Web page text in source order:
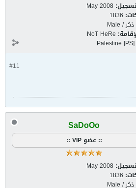
May 2008
1836
ذكر / Male
NoT HeRe
Palestine [PS]
#11
SaDoOo
:: عضو VIP ::
May 2008
1836
ذكر / Male